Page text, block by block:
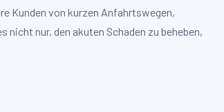
Kunden von kurzen Anfahrtswegen,
nur, den akuten Schaden zu beheben,